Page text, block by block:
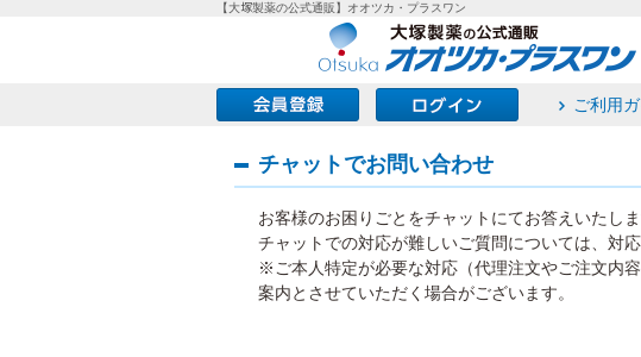
【大塚製薬の公式通販】オオツカ・プラスワン
ご利用
チャットでお問い合わせ
お客様のお困りごとをチャットにてお答えいたしま
チャットでの対応が難しいご質問については、対
※ご本人特定が必要な対応（代理注文やご注文内
案内とさせていただく場合がございます。